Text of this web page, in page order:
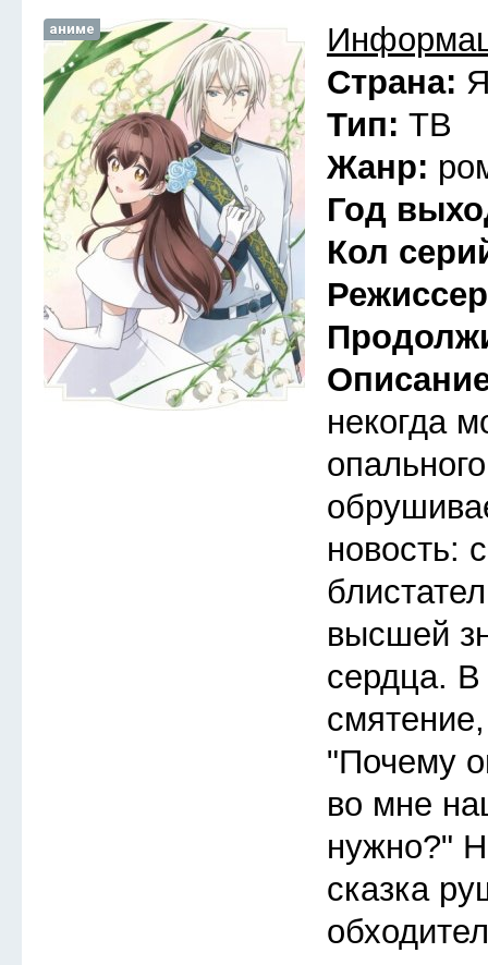
аниме
Страна:
Тип: ТВ
Жанр:
Год
Кол
некогда
новость:
высшей
сердца.
"Почему
во мне
нужно?"
сказка